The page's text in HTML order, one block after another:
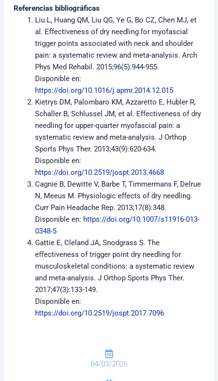
Referencias bibliográficas
Liu L, Huang QM, Liu QG, Ye G, Bo CZ, Chen MJ, et
al. Effectiveness of dry needling for myofascial
trigger points associated with neck and shoulder
pain: a systematic review and meta-analysis. Arch
Phys Med Rehabil. 2015;96(5):944-955.
Disponible en:
https://doi.org/10.1016/j.apmr.2014.12.015
Kietrys DM, Palombaro KM, Azzaretto E, Hubler R,
Schaller B, Schlussel JM, et al. Effectiveness of dry
needling for upper-quarter myofascial pain: a
systematic review and meta-analysis. J Orthop
Sports Phys Ther. 2013;43(9):620-634.
Disponible en:
https://doi.org/10.2519/jospt.2013.4668
Cagnie B, Dewitte V, Barbe T, Timmermans F, Delrue
N, Meeus M. Physiologic effects of dry needling.
Curr Pain Headache Rep. 2013;17(8):348.
Disponible en: https://doi.org/10.1007/s11916-013-
0348-5
Gattie E, Cleland JA, Snodgrass S. The
effectiveness of trigger point dry needling for
musculoskeletal conditions: a systematic review
and meta-analysis. J Orthop Sports Phys Ther.
2017;47(3):133-149.
Disponible en:
https://doi.org/10.2519/jospt.2017.7096
04/03/2026